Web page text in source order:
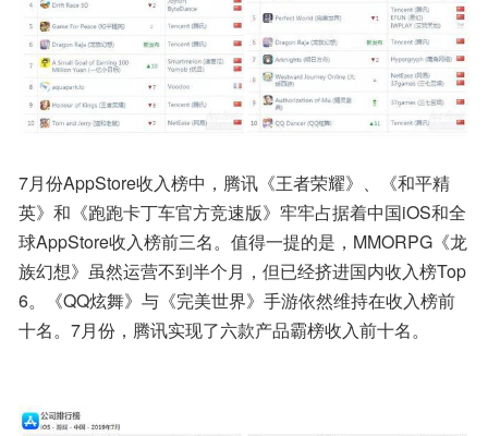
7月份AppStore收入榜中，腾讯《王者荣耀》、《和平精
英》和《跑跑卡丁车官方竞速版》牢牢占据着中国iOS和全
球AppStore收入榜前三名。值得一提的是，MMORPG《龙
族幻想》虽然运营不到半个月，但已经挤进国内收入榜Top
6。《QQ炫舞》与《完美世界》手游依然维持在收入榜前
十名。7月份，腾讯实现了六款产品霸榜收入前十名。